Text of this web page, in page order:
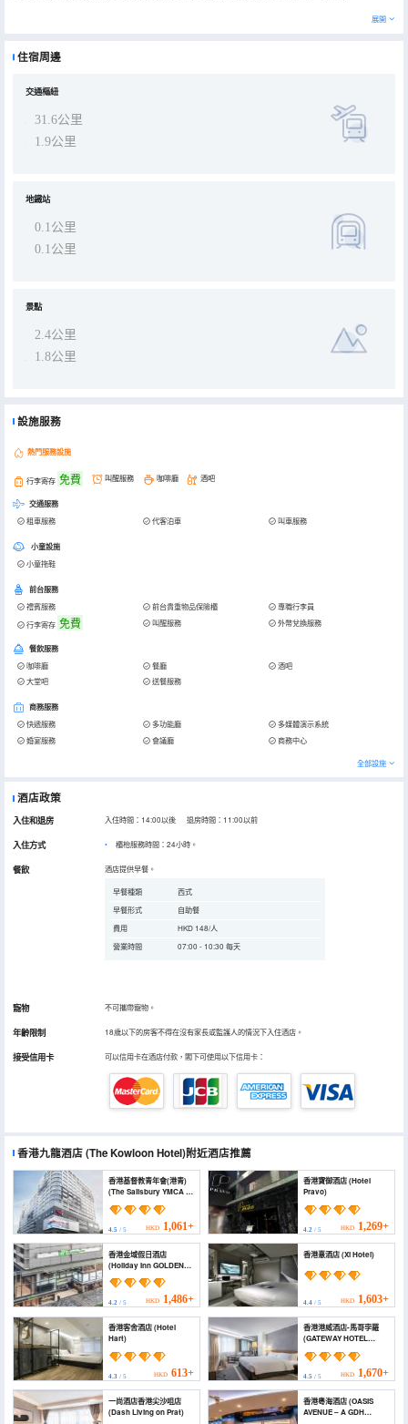
香港九龍酒店擁有現代化的各式客房，房內均配有無線寬帶(每房兩台電腦或流動設備)，設施完備。酒店特設無煙樓
潮流，讓您盡享美酒佳餚。
展開
住宿周邊
交通樞紐
31.6公里
1.9公里
地鐵站
0.1公里
0.1公里
景點
2.4公里
1.8公里
設施服務
熱門服務設施
行李寄存 免費 叫醒服務 咖啡廳 酒吧
交通服務
租車服務 代客泊車 叫車服務
小童設施
小童拖鞋
前台服務
禮賓服務 前台貴重物品保險櫃
專職行李員
行李寄存 免費 叫醒服務 外幣兌換服務
餐飲服務
咖啡廳 餐廳
酒吧
大堂吧
送餐服務
商務服務
快遞服務 多功能廳
多媒體演示系統
婚宴服務
會議廳 商務中心
全部設施
酒店政策
入住和退房 入住時間：14:00以後 退房時間：11:00以前
入住方式 櫃枱服務時間：24小時。
餐飲 酒店提供早餐。
早餐種類
西式
早餐形式
自助餐
費用
HKD 148/人
營業時間
07:00 - 10:30 每天
寵物 不可攜帶寵物。
年齡限制 18歲以下的房客不得在沒有家長或監護人的情況下入住酒店。
接受信用卡 可以信用卡在酒店付款，閣下可使用以下信用卡：
香港九龍酒店(The Kowloon Hotel)附近酒店推薦
香港基督教青年會(港青)
(The Salisbury YMCA of
Hong Kong)
4.5 / 5 HKD 1,061+
香港寶御酒店 (Hotel
Pravo)
4.2/ 5 HKD 1,269+
香港金域假日酒店
(Holiday Inn GOLDEN
MILE HONG KONG by
IHG)
4.2 / 5 HKD 1,486+
香港憙酒店 (Xi Hotel)
4.4/ 5 HKD 1,603+
香港客舍酒店 (Hotel
Hart)
4.3 / 5 HKD 613+
香港港威酒店-馬哥孛羅
(GATEWAY HOTEL
HONG KONG)
4.5/ 5 HKD 1,670+
一尚酒店香港尖沙咀店
(Dash Living on Prat)
香港粵海酒店 (OASIS
AVENUE – A GDH